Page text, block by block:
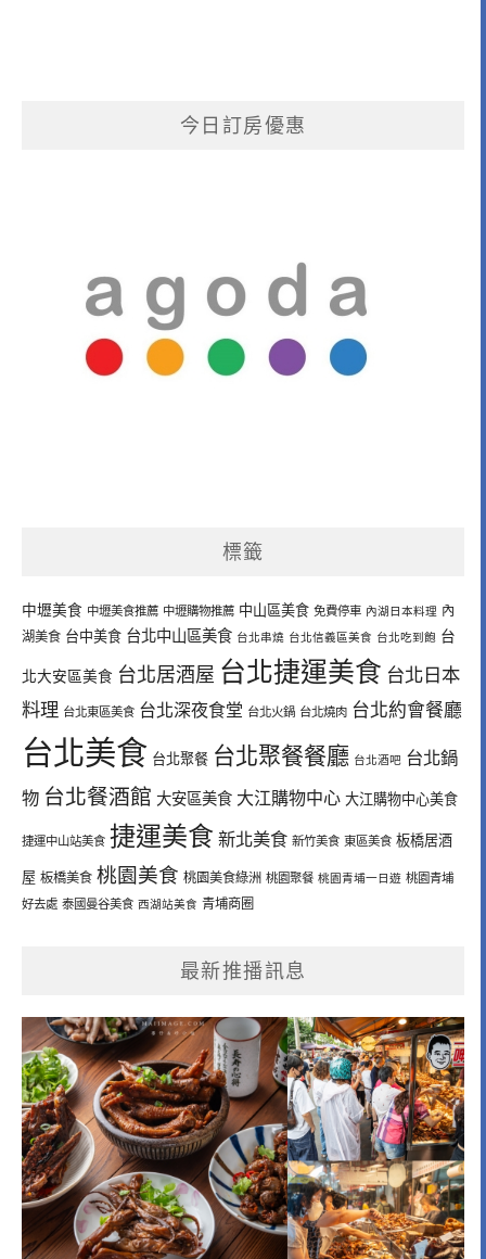
今日訂房優惠
標籤
中壢美食 中壢美食推薦 中壢購物推薦 中山區美食 免費停車 內湖日本料理 內
湖美食 台中美食 台北中山區美食 台北串燒 台北信義區美食 台北吃到飽 台
北大安區美食 台北居酒屋 台北捷運美食 台北日本
料理 台北東區美食 台北深夜食堂 台北火鍋 台北燒肉 台北約會餐廳
台北美食 台北聚餐 台北聚餐餐廳 台北酒吧 台北鍋
物 台北餐酒館 大安區美食 大江購物中心 大江購物中心美食
捷運中山站美食 捷運美食 新北美食 新竹美食 東區美食 板橋居酒
屋 板橋美食 桃園美食 桃園美食綠洲 桃園聚餐 桃園青埔一日遊 桃園青埔
好去處 泰國曼谷美食 西湖站美食 青埔商圈
最新推播訊息